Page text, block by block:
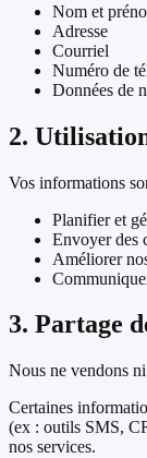
Nom et
Adresse
Courriel
Numéro de
Données de
2.
Vos informations
Planifier et
Envoyer des
Améliorer
3. Partage
Nous ne vendons
Certaines
(ex : outils SMS,
nos services.